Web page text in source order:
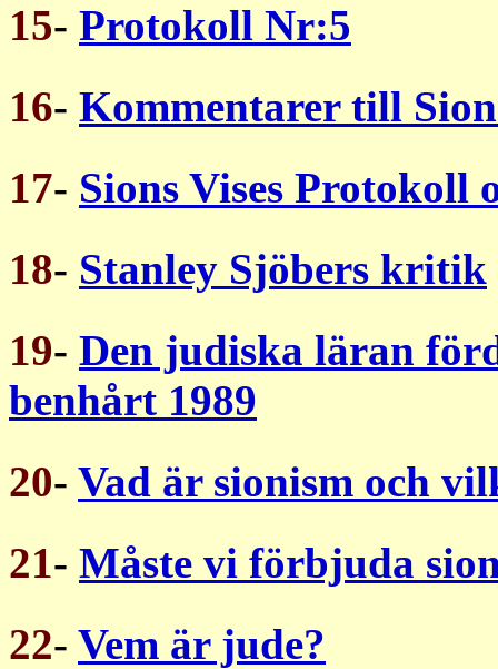
15- Protokoll Nr:5
16- Kommentarer till
17- Sions Vises Protokoll
18- Stanley Sjöbers kritik
19- Den judiska läran
benhårt 1989
20- Vad är sionism och
21- Måste vi förbjuda
22- Vem är jude?